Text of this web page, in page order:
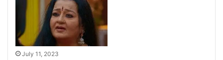
July 11, 2023